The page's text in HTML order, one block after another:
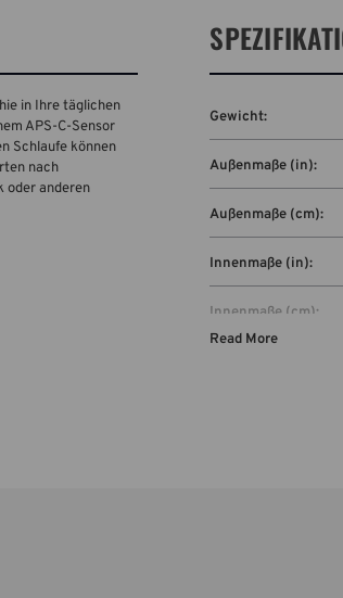
in Ihre täglichen
APS-C-Sensor
Schlaufe können
nach
oder anderen
Gewicht:
Außenmaße (in):
Außenmaße (cm):
Innenmaße (in):
Innenmaße (cm):
Read More